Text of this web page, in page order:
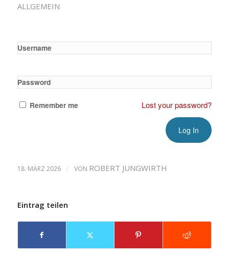
ALLGEMEIN
Username
Password
Remember me Lost your password?
18. MÄRZ 2026 / VON ROBERT JUNGWIRTH
Eintrag teilen